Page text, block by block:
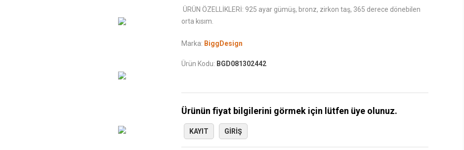
ÜRÜN ÖZELLİKLERİ: 925 ayar gümüş, bronz, zirkon taş, 365 derece dönebilen
orta kısım.
Marka: BiggDesign
Ürün Kodu: BGD081302442
Ürünün fiyat bilgilerini görmek için lütfen üye olunuz.
KAYIT GIRIŞ